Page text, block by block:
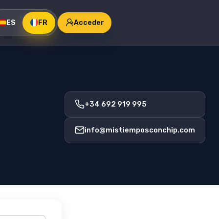
ES FR Acceder
+34 692 919 995
info@mistiemposconchip.com